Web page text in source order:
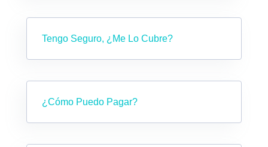
Tengo Seguro, ¿me Lo Cubre?
¿Cómo Puedo Pagar?